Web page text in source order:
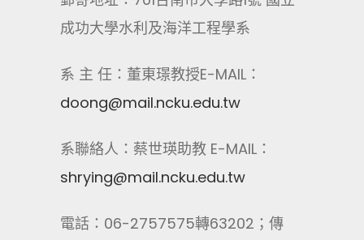
成功大學水利及海洋工程學系
系 主 任：董東璟教授E-MAIL：
doong@mail.ncku.edu.tw
系聯絡人：蔡世瑛助教 E-MAIL：
shrying@mail.ncku.edu.tw
電話：06-2757575轉63202；傳